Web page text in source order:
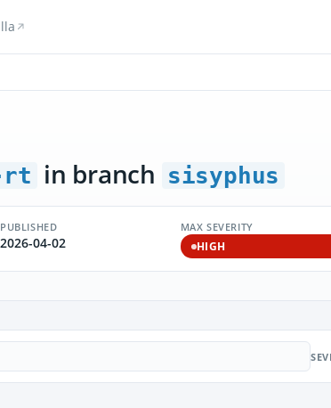
rt in branch sisyphus
PUBLISHED
2026-04-02
MAX SEVERITY
HIGH